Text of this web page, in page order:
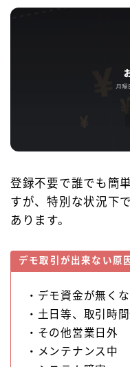
登録不要で誰でも簡
すが、特別な状況下
あります。
デモ取引が出来ない原因
・デモ資金が無く
・土日等、取引時
・その他営業日外
・メンテナンス中